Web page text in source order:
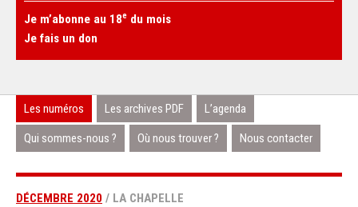
Je m’abonne au 18e du mois
Je fais un don
Les numéros Les archives PDF L’agenda
Qui sommes-nous ? Où nous trouver ? Nous contacter
DÉCEMBRE 2020 / LA CHAPELLE